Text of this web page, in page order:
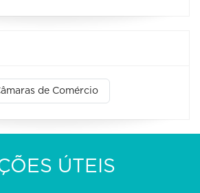
de Comércio
ÚTEIS